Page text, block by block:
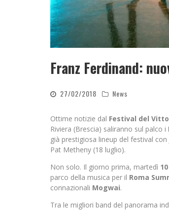
Franz Ferdinand:
27/02/2018 News
Ottime notizie dal Festival del
Riviera (Brescia) saliranno sul palco i
già prestigiosa lineup del festival
Pat Metheny (18 luglio).
Non solo. Il giorno prima, martedì
parco della musica per il Roma
connazionali Mogwai.
Tra le migliori band del panorama